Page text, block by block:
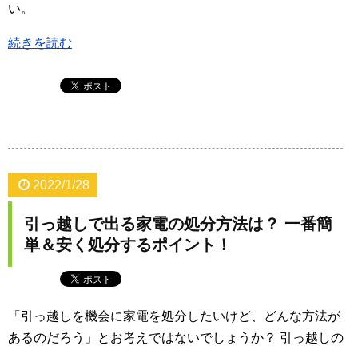
い。
続きを読む
2022/1/28
引っ越しで出る家電の処分方法は？ 一番簡
単＆安く処分するポイント！
「引っ越しを機会に家電を処分したいけど、どんな方法が
あるのだろう」とお考えではないでしょうか？ 引っ越しの